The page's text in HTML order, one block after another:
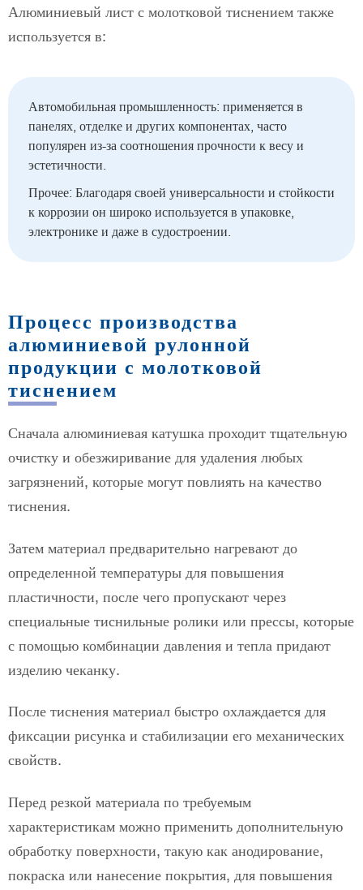
Алюминиевый лист с молотковой тиснением также
используется в:
Автомобильная промышленность: применяется в
панелях, отделке и других компонентах, часто
популярен из-за соотношения прочности к весу и
эстетичности.
Прочее: Благодаря своей универсальности и стойкости
к коррозии он широко используется в упаковке,
электронике и даже в судостроении.
Процесс производства
алюминиевой рулонной
продукции с молотковой
тиснением
Сначала алюминиевая катушка проходит тщательную
очистку и обезжиривание для удаления любых
загрязнений, которые могут повлиять на качество
тиснения.
Затем материал предварительно нагревают до
определенной температуры для повышения
пластичности, после чего пропускают через
специальные тиснильные ролики или прессы, которые
с помощью комбинации давления и тепла придают
изделию чеканку.
После тиснения материал быстро охлаждается для
фиксации рисунка и стабилизации его механических
свойств.
Перед резкой материала по требуемым
характеристикам можно применить дополнительную
обработку поверхности, такую как анодирование,
покраска или нанесение покрытия, для повышения